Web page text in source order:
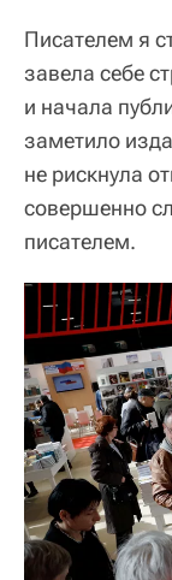
Писателем я
завела себе
и начала
заметило
не рискнула
совершенно
писателем.